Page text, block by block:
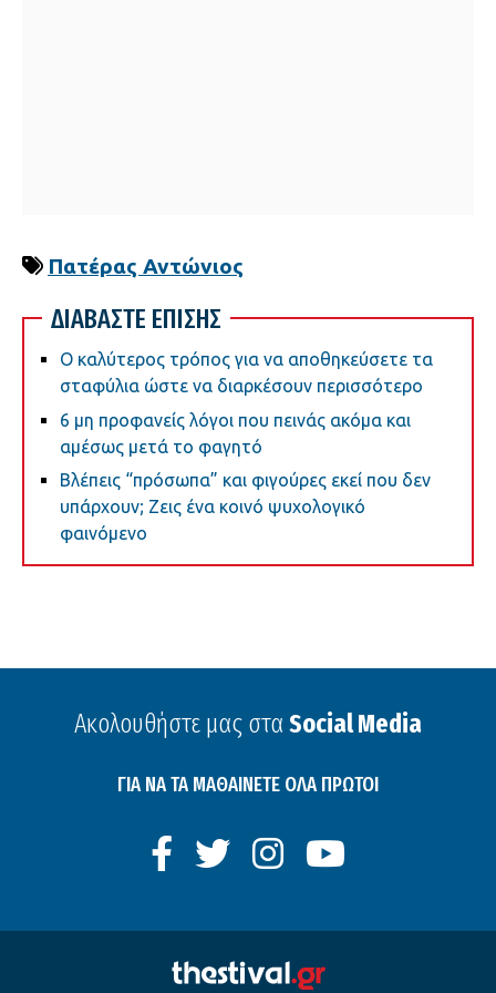
Πατέρας Αντώνιος
ΔΙΑΒΑΣΤΕ ΕΠΙΣΗΣ
Ο καλύτερος τρόπος για να αποθηκεύσετε τα
σταφύλια ώστε να διαρκέσουν περισσότερο
6 μη προφανείς λόγοι που πεινάς ακόμα και
αμέσως μετά το φαγητό
Βλέπεις “πρόσωπα” και φιγούρες εκεί που δεν
υπάρχουν; Ζεις ένα κοινό ψυχολογικό
φαινόμενο
Ακολουθήστε μας στα Social Media
ΓΙΑ ΝΑ ΤΑ ΜΑΘΑΙΝΕΤΕ ΟΛΑ ΠΡΩΤΟΙ